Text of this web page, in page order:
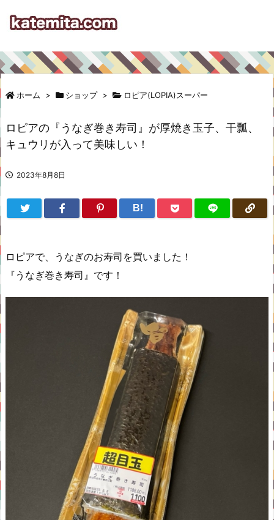
ホーム > ショップ > ロピア(LOPIA)スーパー
ロピアの『うなぎ巻き寿司』が厚焼き玉子、干瓢、
キュウリが入って美味しい！
2023年8月8日
B!
ロピアで、うなぎのお寿司を買いました！
『うなぎ巻き寿司』です！